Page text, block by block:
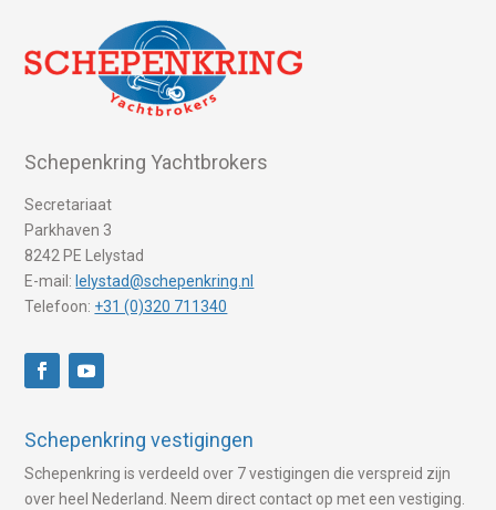
Schepenkring Yachtbrokers
Secretariaat
Parkhaven 3
8242 PE Lelystad
E-mail: lelystad@schepenkring.nl
Telefoon: +31 (0)320 711340
Schepenkring vestigingen
Schepenkring is verdeeld over 7 vestigingen die verspreid zijn
over heel Nederland. Neem direct contact op met een vestiging.